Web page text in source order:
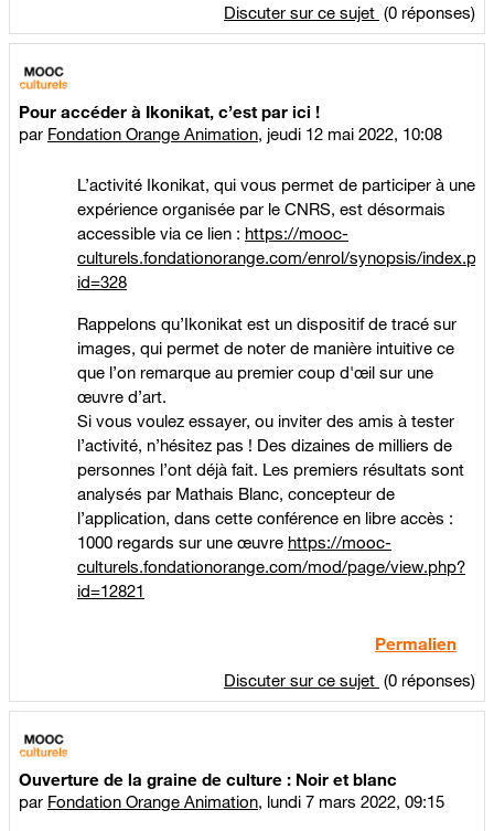
Discuter sur ce sujet (0 réponses)
Pour accéder à Ikonikat, c’est par ici !
par Fondation Orange Animation, jeudi 12 mai 2022, 10:08
L’activité Ikonikat, qui vous permet de participer à une
expérience organisée par le CNRS, est désormais
accessible via ce lien : https://mooc-
culturels.fondationorange.com/enrol/synopsis/
id=328
Rappelons qu’Ikonikat est un dispositif de tracé sur
images, qui permet de noter de manière intuitive ce
que l’on remarque au premier coup d'œil sur une
œuvre d’art.
Si vous voulez essayer, ou inviter des amis à tester
l’activité, n’hésitez pas ! Des dizaines de milliers de
personnes l’ont déjà fait. Les premiers résultats sont
analysés par Mathais Blanc, concepteur de
l’application, dans cette conférence en libre accès :
1000 regards sur une œuvre https://mooc-
culturels.fondationorange.com/mod/page/view.php?
id=12821
Permalien
Discuter sur ce sujet (0 réponses)
Ouverture de la graine de culture : Noir et blanc
par Fondation Orange Animation, lundi 7 mars 2022, 09:15